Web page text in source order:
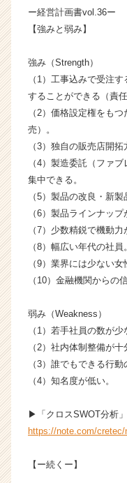
業
か
ウ
ト
届
く
就
活
サ
イ
ト
キ
ャ
リ
ア
e
e
ー経営計画書vol.36ー
【強みと弱み】
強み（Strength）
（1）工事込みで受注
することができる（責任
（2）価格設定権をも
売）。
（3）独自の販売店開拓
（4）製造委託（ファ
集中できる。
（5）製品の改良・新製
（6）製品ラインナップ
（7）少数精鋭で機動力
（8）幅広い年代の社員。
（9）業界には少ない女
（10）金融機関からの信
弱み（Weakness）
（1）若手社員の数が少
（2）社内体制整備が十
（3）誰でもできる行
（4）知名度が低い。
▶「クロスSWOT分析
https://note.com/cretec/
【ー続くー】